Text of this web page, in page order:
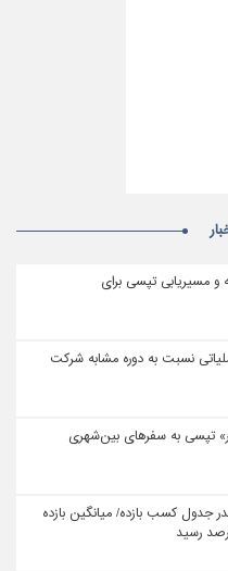
مسیریابی تپسی برای
عملیاتی نسبت به دوره مشابه شرکت
تپسی به سفرهای بین‌شهری
کسب بازده/ میانگین بازده